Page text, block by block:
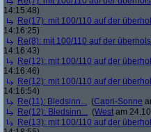
14:15:48)
Re(17): mit 100/110 auf der
14:16:25)
Re(8): mit 100/110 auf der
14:16:43)
Re(12): mit 100/110 auf der
14:16:46)
Re(12): mit 100/110 auf der
14:16:54)
Re(11): Bledsinn... (Capri-Sonne
Re(12): Bledsinn... (West am
Re(13): mit 100/110 auf der